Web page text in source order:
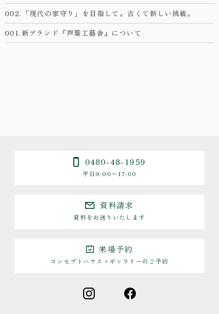
002.「現代の家守り」を目指して。古くて新しい挑戦。
001.新ブランド『芦葉工藝舎』について
0480-48-1959
平日9:00〜17:00
資料請求
資料をお送りいたします
来場予約
コンセプトハウス・ギャラリーのご予約